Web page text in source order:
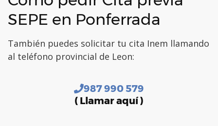
SEPE en Ponferrada
También puedes solicitar tu cita Inem llamando
al teléfono provincial de Leon:
987 990 579
( Llamar aquí )